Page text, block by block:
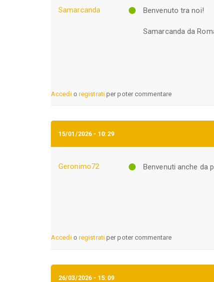
Samarcanda Benvenuto tra noi!
Samarcanda da
Accedio registratiper poter commentare
15/01/2026 - 10:29
Geronimo72 Benvenuti anche da
Accedio registratiper poter commentare
26/03/2026 - 15:09